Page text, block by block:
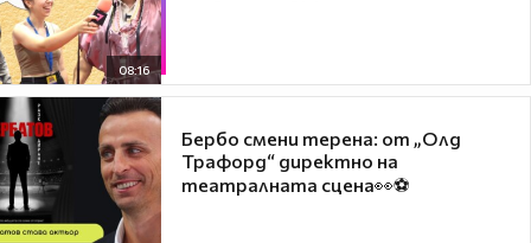
08:16
Бербо смени терена: от „Олд
Трафорд“ директно на
театралната сцена👀⚽